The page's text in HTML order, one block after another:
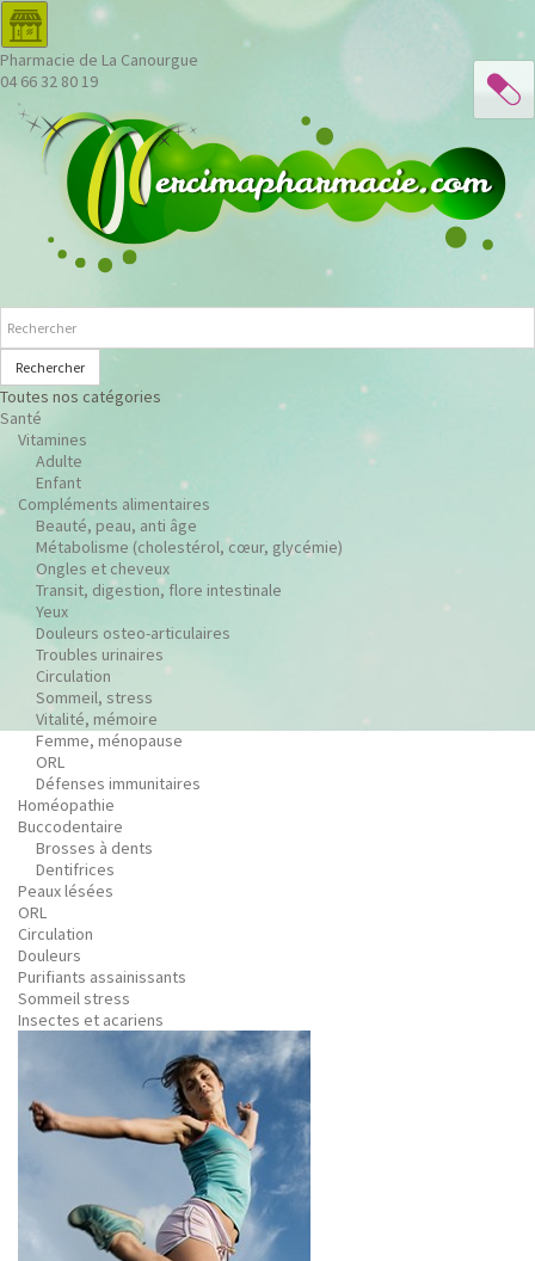
Pharmacie de La Canourgue
04 66 32 80 19
Rechercher
Toutes nos catégories
Santé
Vitamines
Adulte
Enfant
Compléments alimentaires
Beauté, peau, anti âge
Métabolisme (cholestérol, cœur, glycémie)
Ongles et cheveux
Transit, digestion, flore intestinale
Yeux
Douleurs osteo-articulaires
Troubles urinaires
Circulation
Sommeil, stress
Vitalité, mémoire
Femme, ménopause
ORL
Défenses immunitaires
Homéopathie
Buccodentaire
Brosses à dents
Dentifrices
Peaux lésées
ORL
Circulation
Douleurs
Purifiants assainissants
Sommeil stress
Insectes et acariens